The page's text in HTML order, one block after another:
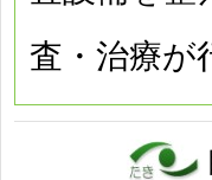
査・治療が